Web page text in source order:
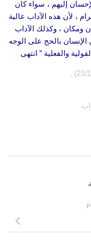
إليهم ، سواء كان
، لأن هذه الآداب عالية
، وكذلك الآداب
بالحج على الوجه
والفعلية ” انتهى